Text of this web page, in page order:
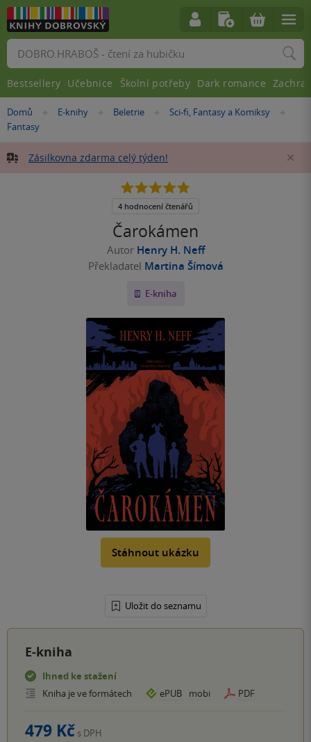
Nacházíte
se
Domů »
E-knihy »
Beletrie »
Sci-fi, Fantasy a Komiksy
Fantasy
Zásilkovna zdarma celý týden!
Čarokámen
Autor Henry H. Neff
Překladatel Martina Šímová
E-kniha
Stáhnout ukázku
Uložit do seznamu
4.8
5
4 hodnocení čtenářů
E-kniha
Ihned ke stažení
Kniha je ve formátech
ePUB mobi PDF
479 Kč s DPH
Vyhledávání
Bestsellery Učebnice Školní potřeby Dark romance